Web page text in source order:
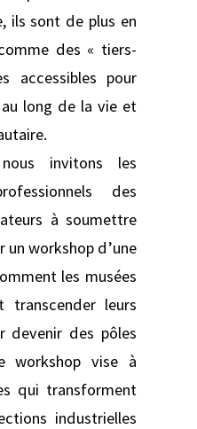
ils sont de plus en
des « tiers-
accessibles pour
long de la vie et
invitons les
des
à soumettre
un workshop d’une
les musées
transcender leurs
devenir des pôles
workshop vise à
qui transforment
industrielles